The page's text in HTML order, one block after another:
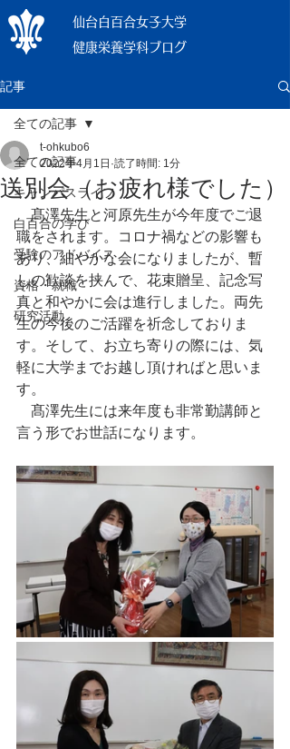
仙台白百合女子大学
健康栄養学科ブログ
記事
全ての記事
キャンパスライフ
白百合の学び
受験のアドバイス
資格・就職
研究活動
全ての記事
送別会（お疲れ様でした）
t-ohkubo6
2022年4月1日 読了時間: 1分
髙澤先生と河原先生が今年度でご退
職をされます。コロナ禍などの影響も
あり、細やかな会になりましたが、暫
しの歓談を挟んで、花束贈呈、記念写
真と和やかに会は進行しました。両先
生の今後のご活躍を祈念しておりま
す。そして、お立ち寄りの際には、気
軽に大学までお越し頂ければと思いま
す。
髙澤先生には来年度も非常勤講師と
言う形でお世話になります。